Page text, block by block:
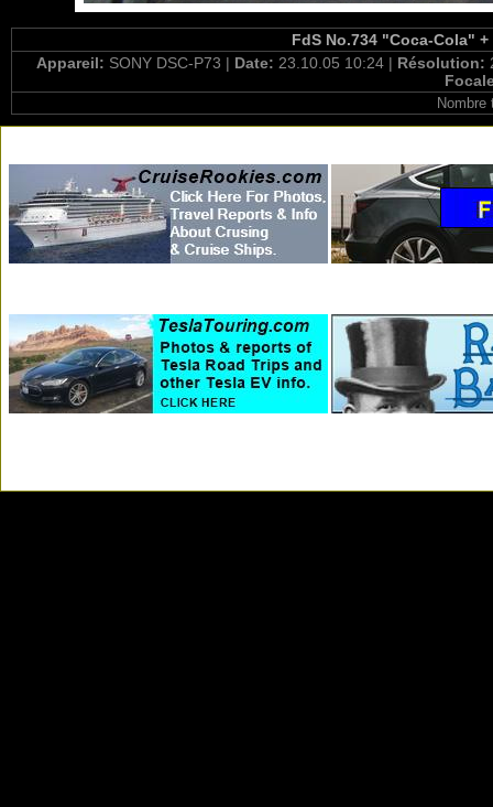
FdS No.734 "Coca-Cola"
Appareil: SONY DSC-P73 | Date: 23.10.05 10:24 | Résolution: